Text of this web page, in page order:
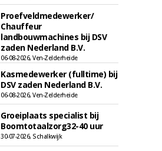
Proefveldmedewerker/
Chauffeur
landbouwmachines bij DSV
zaden Nederland B.V.
06-08-2026, Ven-Zelderheide
Kasmedewerker (fulltime) bij
DSV zaden Nederland B.V.
06-08-2026, Ven-Zelderheide
Groeiplaats specialist bij
Boomtotaalzorg32-40 uur
30-07-2026, Schalkwijk